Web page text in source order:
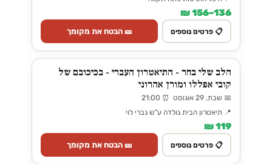
136–156 ₪
📋 פרטים נוספים 🎫 הבטח את מקומך
הלב שלי בחר - התיאטרון העברי - בכיכובם של
קובי אפללו ומורן אהרוני
📅 שבת, 29 אוגוסט ⏰ 21:00
📍 תיאטרון הבית גולדה ע"ש גברי לוי
119 ₪
📋 פרטים נוספים 🎫 הבטח את מקומך